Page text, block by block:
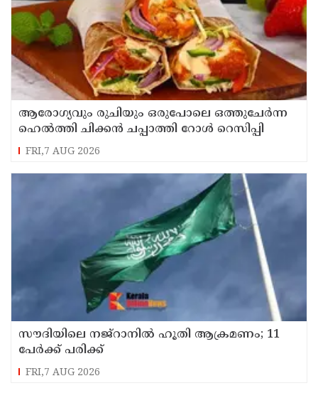
ആരോഗ്യവും രുചിയും ഒരുപോലെ ഒത്തുചേർന്ന
ഹെൽത്തി ചിക്കൻ ചപ്പാത്തി റോൾ റെസിപ്പി
FRI,7 AUG 2026
സൗദിയിലെ നജ്റാനില്‍ ഹൂതി ആക്രമണം; 11
പേര്‍ക്ക് പരിക്ക്
FRI,7 AUG 2026